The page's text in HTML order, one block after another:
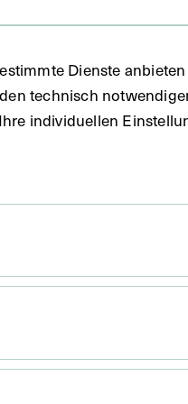
Dienste
technisch
individuellen